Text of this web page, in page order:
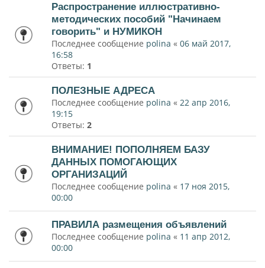
Распространение иллюстративно-
методических пособий "Начинаем
говорить" и НУМИКОН
Последнее сообщение polina « 06 май 2017,
16:58
Ответы: 1
ПОЛЕЗНЫЕ АДРЕСА
Последнее сообщение polina « 22 апр 2016,
19:15
Ответы: 2
ВНИМАНИЕ! ПОПОЛНЯЕМ БАЗУ
ДАННЫХ ПОМОГАЮЩИХ
ОРГАНИЗАЦИЙ
Последнее сообщение polina « 17 ноя 2015,
00:00
ПРАВИЛА размещения объявлений
Последнее сообщение polina « 11 апр 2012,
00:00